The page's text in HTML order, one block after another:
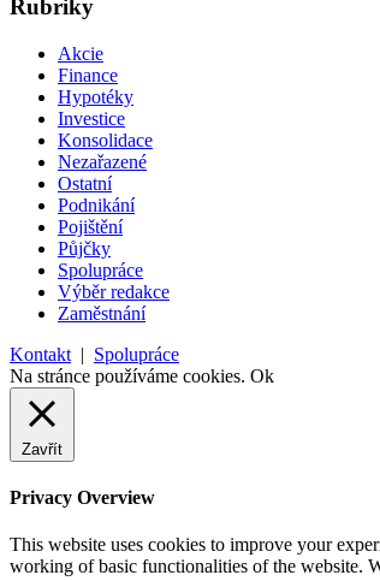
Rubriky
Akcie
Finance
Hypotéky
Investice
Konsolidace
Nezařazené
Ostatní
Podnikání
Pojištění
Půjčky
Spolupráce
Výběr redakce
Zaměstnání
Kontakt | Spolupráce
Na stránce používáme cookies. Ok
Zavřít
Privacy Overview
This website uses cookies to improve your
working of basic functionalities of the website.